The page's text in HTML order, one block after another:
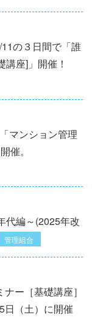
の３日間で「誰
座]」開催！
マンション管理
催。
代編～(2025年改
管理組合
ー［基礎講座］
日（土）に開催